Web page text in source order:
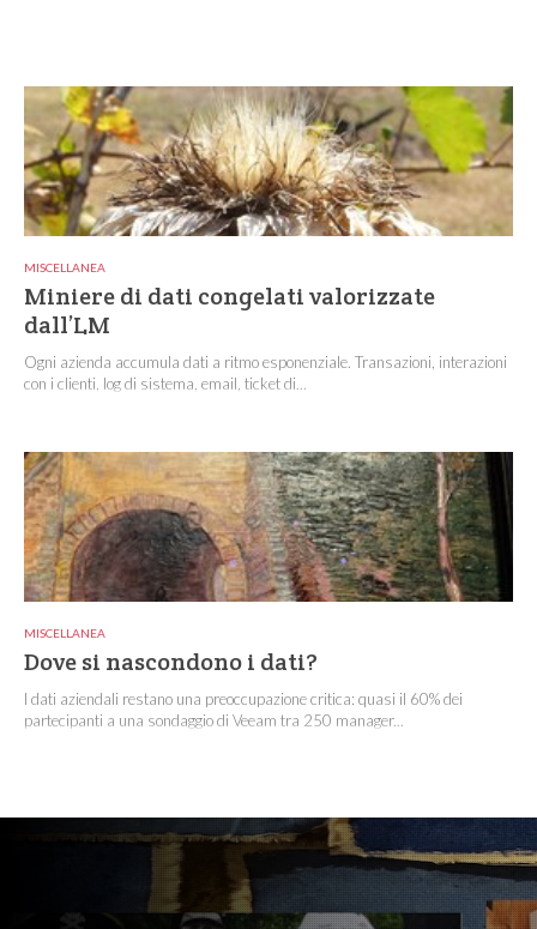
MISCELLANEA
Miniere di dati congelati valorizzate
dall’LM
Ogni azienda accumula dati a ritmo esponenziale. Transazioni, interazioni
con i clienti, log di sistema, email, ticket di...
MISCELLANEA
Dove si nascondono i dati?
I dati aziendali restano una preoccupazione critica: quasi il 60% dei
partecipanti a una sondaggio di Veeam tra 250 manager...